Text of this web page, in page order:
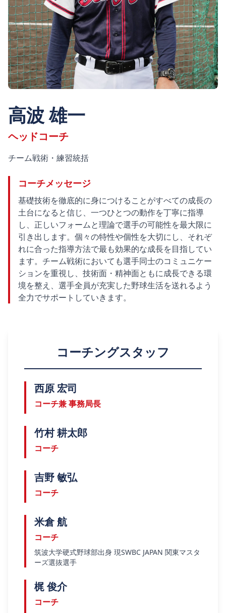
高波 雄一
ヘッドコーチ
チーム戦術・練習統括
コーチメッセージ
基礎技術を徹底的に身につけることがすべての成長の
土台になると信じ、一つひとつの動作を丁寧に指導
し、正しいフォームと理論で選手の可能性を最大限に
引き出します。個々の特性や個性を大切にし、それぞ
れに合った指導方法で最も効果的な成長を目指してい
ます。チーム戦術においても選手同士のコミュニケー
ションを重視し、技術面・精神面ともに成長できる環
境を整え、選手全員が充実した野球生活を送れるよう
全力でサポートしていきます。
コーチングスタッフ
西原 宏司
コーチ兼 事務局長
竹村 耕太郎
コーチ
吉野 敏弘
コーチ
米倉 航
コーチ
筑波大学硬式野球部出身 現SWBC JAPAN 関東マスタ
ーズ選抜選手
梶 俊介
コーチ